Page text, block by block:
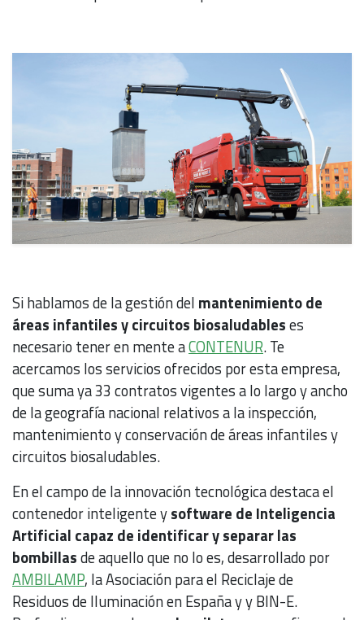
Si hablamos de la gestión del mantenimiento de
áreas infantiles y circuitos biosaludableses
necesario tener en mente aCONTENUR. Te
acercamos los servicios ofrecidos por esta empresa,
que suma ya 33 contratos vigentes a lo largo y ancho
de la geografía nacional relativos a la inspección,
mantenimiento y conservación de áreas infantiles y
circuitos biosaludables.
En el campo de la innovación tecnológica destaca el
contenedor inteligente ysoftware de Inteligencia
Artificial capaz de identificar y separar las
bombillasde aquello que no lo es, desarrollado por
AMBILAMP, la Asociación para el Reciclaje de
Residuos de Iluminación en España y y BIN-E.